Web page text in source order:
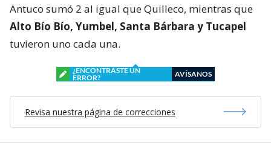
Antuco sumó 2 al igual que Quilleco, mientras que
Alto Bío Bío, Yumbel, Santa Bárbara y Tucapel
tuvieron uno cada una.
¿ENCONTRASTE UN
ERROR?
AVÍSANOS
Revisa nuestra página de correcciones